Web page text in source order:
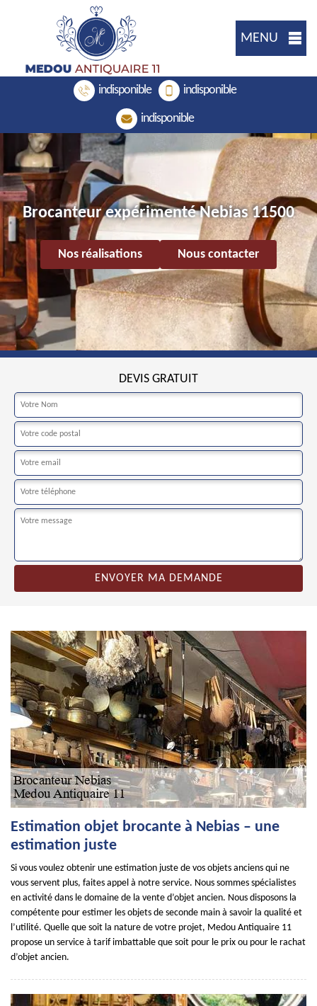
MENU
indisponible indisponible
indisponible
Brocanteur expérimenté Nebias 11500
Nos réalisations Nous contacter
DEVIS GRATUIT
Estimation objet brocante à Nebias – une
estimation juste
Si vous voulez obtenir une estimation juste de vos objets anciens qui ne
vous servent plus, faites appel à notre service. Nous sommes spécialistes
en activité dans le domaine de la vente d’objet ancien. Nous disposons la
compétente pour estimer les objets de seconde main à savoir la qualité et
l’utilité. Quelle que soit la nature de votre projet, Medou Antiquaire 11
propose un service à tarif imbattable que soit pour le prix ou pour le rachat
d’objet ancien.